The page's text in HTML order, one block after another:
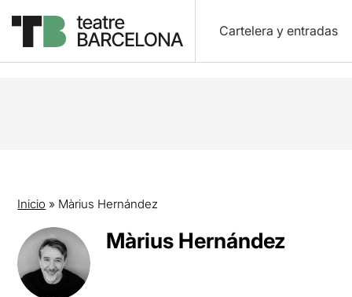
Cartelera y entradas
Inicio » Màrius Hernández
Màrius Hernández